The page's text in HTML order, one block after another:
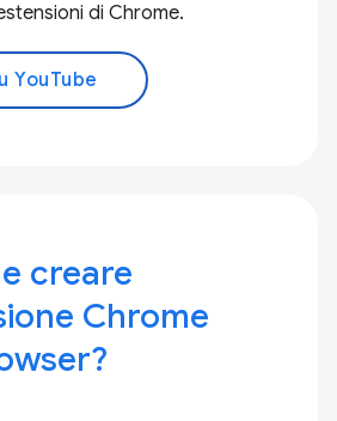
di Chrome.
YouTube
creare
Chrome